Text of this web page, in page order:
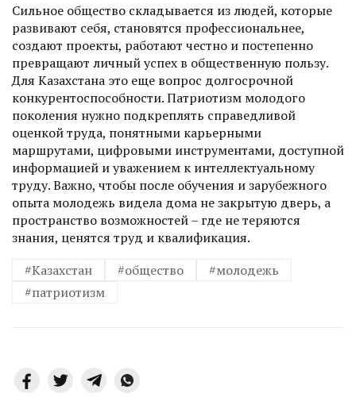
Сильное общество складывается из людей, которые
развивают себя, становятся профессиональнее,
создают проекты, работают честно и постепенно
превращают личный успех в общественную пользу.
Для Казахстана это еще вопрос долго­срочной
конкурентоспособности. Патриотизм молодого
поколения нужно подкреплять справедливой
оценкой труда, понятными карьерными
маршрутами, цифровыми инструментами, доступной
информацией и уважением к интеллектуальному
труду. Важно, чтобы после обучения и зарубежного
опыта молодежь видела дома не закрытую дверь, а
пространство возможностей – где не теряются
знания, ценятся труд и квалификация.
#Казахстан
#общество
#молодежь
#патриотизм